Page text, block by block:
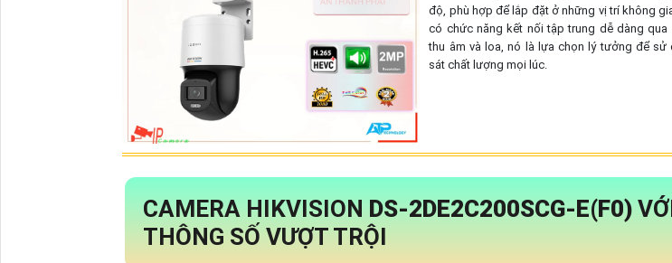
độ, phù hợp để lắp đặt ở những vị trí không
có chức năng kết nối tập trung dễ dàng qua
thu âm và loa, nó là lựa chọn lý tưởng để
sát chất lượng mọi lúc.
CAMERA HIKVISION DS-2DE2C200SCG-E(F0)
THÔNG SỐ VƯỢT TRỘI